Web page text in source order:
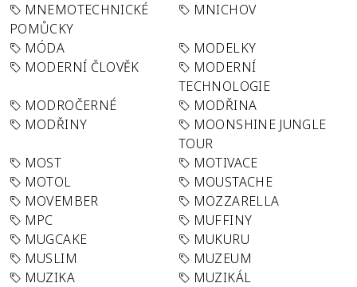
MNEMOTECHNICKÉ
POMŮCKY
MNICHOV
MÓDA
MODELKY
MODERNÍ ČLOVĚK
MODERNÍ
TECHNOLOGIE
MODROČERNÉ
MODŘINA
MODŘINY
MOONSHINE JUNGLE
TOUR
MOST
MOTIVACE
MOTOL
MOUSTACHE
MOVEMBER
MOZZARELLA
MPC
MUFFINY
MUGCAKE
MUKURU
MUSLIM
MUZEUM
MUZIKA
MUZIKÁL